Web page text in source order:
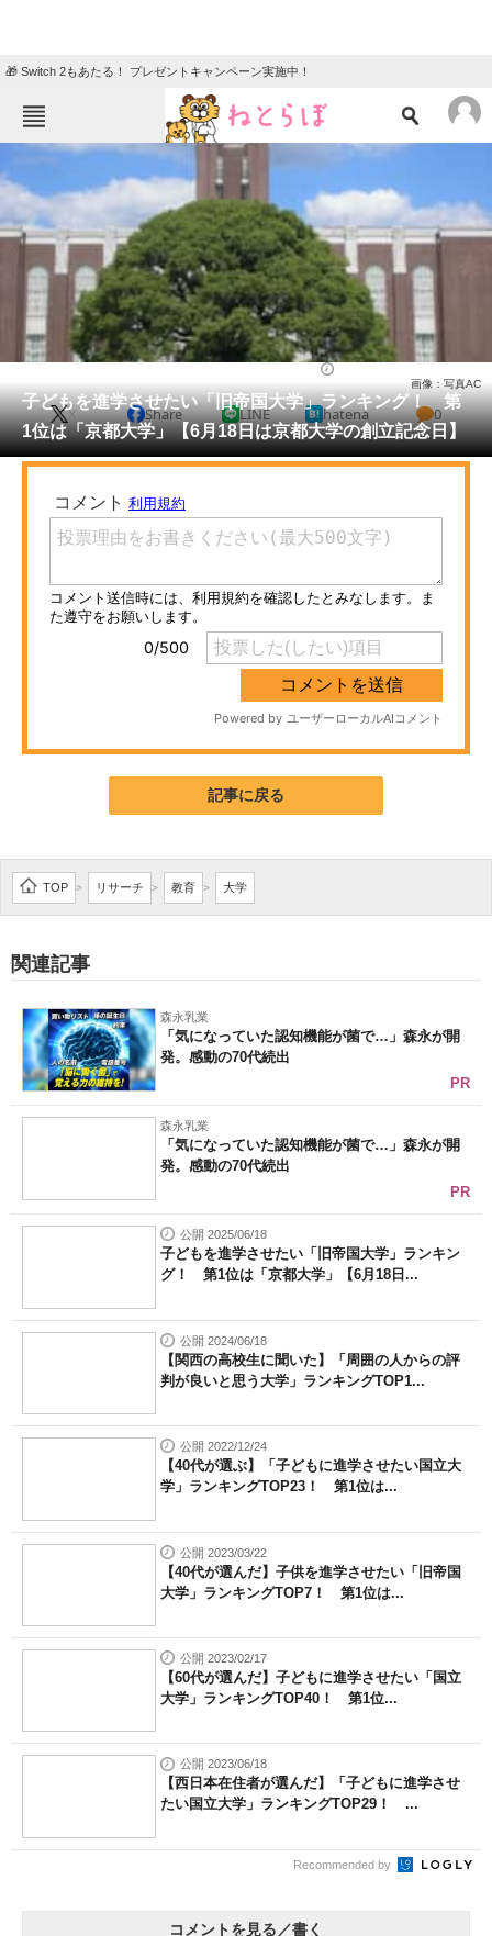
🎁 Switch 2もあたる！ プレゼントキャンペーン実施中！
ねとらぼメニュー
TOP
エンタメ クイズ
グルメ 地域
住まい 教育・育児
動物 リサーチ
会員記事
メディア
ITの今と未来を見通す
スマホと通信の最新トレンド
進化するPCとデバイスの未来
AI活用のいまが分かる
経営リーダーのコミュニティ
マーケ×ITの今がよく分かる
ITエンジニア向け専門サイト
企業向けIT製品の総合サイト
IT製品の技術・比較・事例
製造業のIT導入・活用を支援
モノづくり技術者専門サイト
エレクトロニクス専門サイト
電子設計の基本と応用
建設×テクノロジーの最前線
ちょっと気になるネットの話題
子どもを進学させたい「旧帝国大学」ランキング！ 第
1位は「京都大学」【6月18日は京都大学の創立記念日】
画像：写真AC
X Share LINE hatena 0
記事に戻る
TOP > リサーチ > 教育 > 大学
関連記事
森永乳業
「気になっていた認知機能が菌で…」森永が開
発。感動の70代続出
PR
森永乳業
「気になっていた認知機能が菌で…」森永が開
発。感動の70代続出
PR
公開 2025/06/18
子どもを進学させたい「旧帝国大学」ランキン
グ！ 第1位は「京都大学」【6月18日...
公開 2024/06/18
【関西の高校生に聞いた】「周囲の人からの評
判が良いと思う大学」ランキングTOP1...
公開 2022/12/24
【40代が選ぶ】「子どもに進学させたい国立大
学」ランキングTOP23！ 第1位は...
公開 2023/03/22
【40代が選んだ】子供を進学させたい「旧帝国
大学」ランキングTOP7！ 第1位は...
公開 2023/02/17
【60代が選んだ】子どもに進学させたい「国立
大学」ランキングTOP40！ 第1位...
公開 2023/06/18
【西日本在住者が選んだ】「子どもに進学させ
たい国立大学」ランキングTOP29！ ...
Recommended by
コメントを見る／書く